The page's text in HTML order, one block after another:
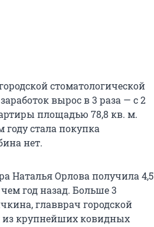
стоматологической
вырос в 3 раза — с 2
площадью 78,8 кв. м.
стала покупка
нет.
Наталья Орлова получила 4,5
год назад. Больше 3
главврач городской
из крупнейших ковидных